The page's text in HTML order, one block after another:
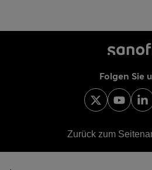
Folgen Sie
Zurück zum